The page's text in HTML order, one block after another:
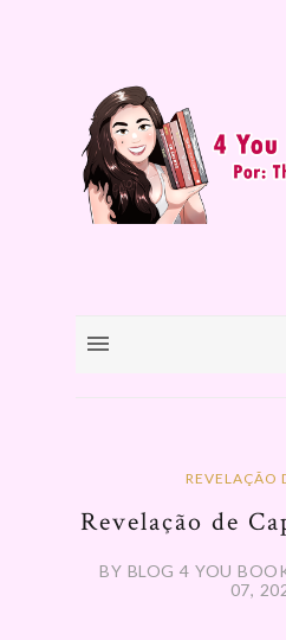
REVELAÇÃO
Revelação de
BY BLOG 4 YOU
07,